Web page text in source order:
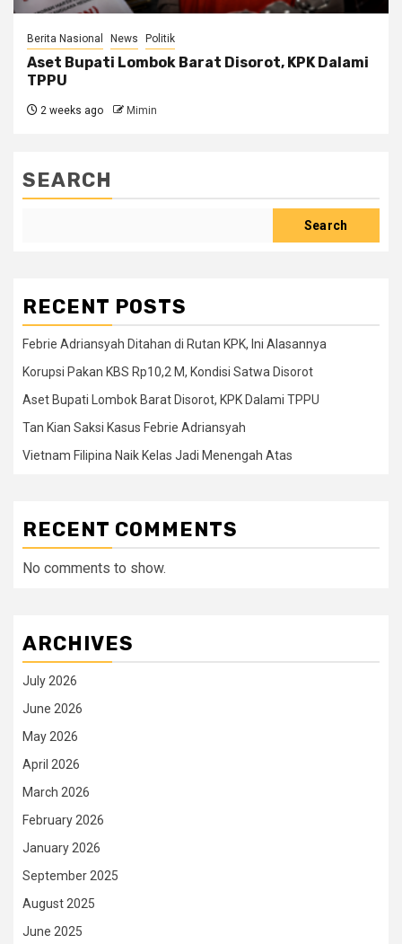
Berita Nasional News Politik
Aset Bupati Lombok Barat Disorot, KPK Dalami
TPPU
2 weeks ago Mimin
SEARCH
Search
RECENT POSTS
Febrie Adriansyah Ditahan di Rutan KPK, Ini Alasannya
Korupsi Pakan KBS Rp10,2 M, Kondisi Satwa Disorot
Aset Bupati Lombok Barat Disorot, KPK Dalami TPPU
Tan Kian Saksi Kasus Febrie Adriansyah
Vietnam Filipina Naik Kelas Jadi Menengah Atas
RECENT COMMENTS
No comments to show.
ARCHIVES
July 2026
June 2026
May 2026
April 2026
March 2026
February 2026
January 2026
September 2025
August 2025
June 2025